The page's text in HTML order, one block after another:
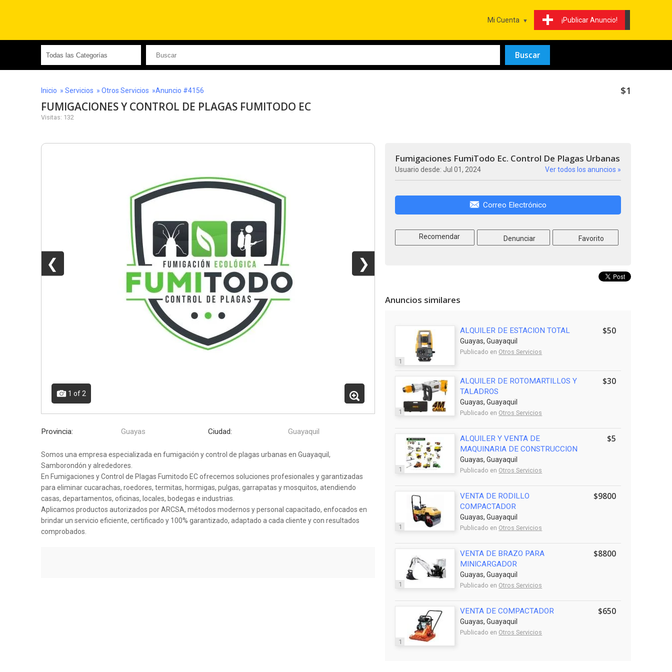
¡Publicar Anuncio!
Mi Cuenta
Inicio » Servicios » Otros Servicios »Anuncio #4156 $1
FUMIGACIONES Y CONTROL DE PLAGAS FUMITODO EC
Visitas: 132
❮ ❯
1 of 2
Provincia: Guayas Ciudad: Guayaquil
Somos una empresa especializada en fumigación y control de plagas urbanas en Guayaquil,
Samborondón y alrededores.
En Fumigaciones y Control de Plagas Fumitodo EC ofrecemos soluciones profesionales y garantizadas
para eliminar cucarachas, roedores, termitas, hormigas, pulgas, garrapatas y mosquitos, atendiendo
casas, departamentos, oficinas, locales, bodegas e industrias.
Aplicamos productos autorizados por ARCSA, métodos modernos y personal capacitado, enfocados en
brindar un servicio eficiente, certificado y 100% garantizado, adaptado a cada cliente y con resultados
comprobados.
Fumigaciones FumiTodo Ec. Control De Plagas Urbanas
Usuario desde: Jul 01, 2024 Ver todos los anuncios »
Correo Electrónico
Recomendar Denunciar Favorito
Anuncios similares
1
ALQUILER DE ESTACION TOTAL
Guayas, Guayaquil
Publicado en Otros Servicios
$50
1
ALQUILER DE ROTOMARTILLOS Y
TALADROS
Guayas, Guayaquil
Publicado en Otros Servicios
$30
1
ALQUILER Y VENTA DE
MAQUINARIA DE CONSTRUCCION
Guayas, Guayaquil
Publicado en Otros Servicios
$5
1
VENTA DE RODILLO
COMPACTADOR
Guayas, Guayaquil
Publicado en Otros Servicios
$9800
1
VENTA DE BRAZO PARA
MINICARGADOR
Guayas, Guayaquil
Publicado en Otros Servicios
$8800
1
VENTA DE COMPACTADOR
Guayas, Guayaquil
Publicado en Otros Servicios
$650